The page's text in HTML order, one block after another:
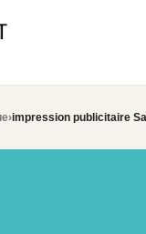
›impression publicitaire